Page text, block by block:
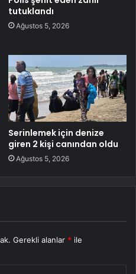
tutuklandı
Ağustos 5, 2026
Serinlemek için denize
giren 2 kişi canından oldu
Ağustos 5, 2026
Gerekli alanlar * ile